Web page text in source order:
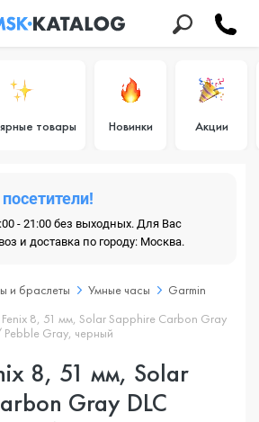
товары Новинки Акции
- 21:00 без выходных. Для Вас
и доставка по городу: Москва.
и браслеты Умные часы
Garmin
8, 51 мм, Solar Sapphire Carbon Gray
Pebble Gray, черный
8, 51 мм, Solar
Gray DLC